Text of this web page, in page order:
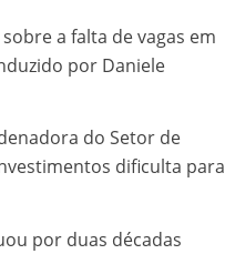
a falta de vagas em
por Daniele
do Setor de
dificulta para
por duas décadas